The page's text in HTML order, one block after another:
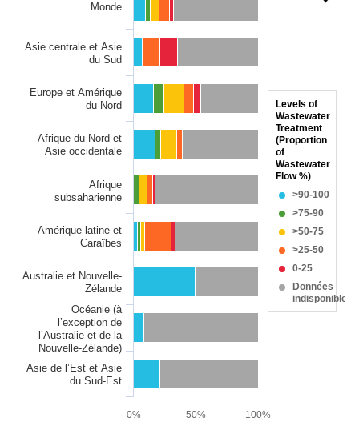
Bar chart with 6 data series.
The chart has 1 X axis displaying categories.
The chart has 1 Y axis displaying values. Data ranges from
>90-100
>75-90
>50-75
>25-50
0-25
Données
indisponibles
Levels of
Wastewater
Treatment
(Proportion
of
Wastewater
Flow %)
0% 50% 100%
Monde
Asie centrale et Asie
du Sud
Europe et Amérique
du Nord
Afrique du Nord et
Asie occidentale
Afrique
subsaharienne
Amérique latine et
Caraïbes
Australie et Nouvelle-
Zélande
Océanie (à
l’exception de
l’Australie et de la
Nouvelle-Zélande)
Asie de l’Est et Asie
du Sud-Est